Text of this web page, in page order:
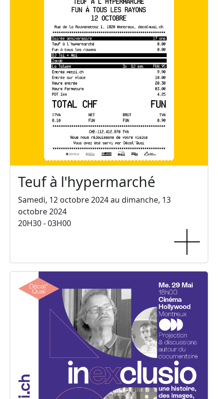
Teuf à l'hypermarché
Samedi, 12 octobre 2024 au dimanche, 13
octobre 2024
20H30 - 03H00